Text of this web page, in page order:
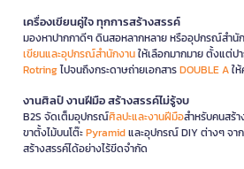
เครื่องเขียนคู่ใจ ทุกการสร้างสรรค์
มองหาปากกาดีๆ ดินสอหลากหลาย หรืออุปกรณ์สำนั
เขียนและอุปกรณ์สำนักงานให้เลือกมากมาย ตั้งแต่ป
Rotringไปจนถึงกระดาษถ่ายเอกสารDOUBLE Aใ
งานศิลป์ งานฝีมือ สร้างสรรค์ไม่รู้จบ
B2S จัดเต็มอุปกรณ์ศิลปะและงานฝีมือสำหรับคนสร้
ขาตั้งไม้บนโต๊ะPyramidและอุปกรณ์ DIY ต่างๆ จาก
สร้างสรรค์ได้อย่างไร้ขีดจำกัด